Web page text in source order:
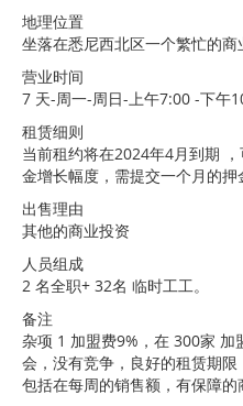
地理位置
坐落在悉尼西北区一个繁忙的商
营业时间
7 天-周一-周日-上午7:00 -下午
租赁细则
当前租约将在2024年4月到期
金增长幅度，需提交一个月的押
出售理由
其他的商业投资
人员组成
2 名全职+ 32名 临时工工。
备注
杂项 1 加盟费9%，在 300家
会，没有竞争，良好的租赁期
包括在每周的销售额，有保障的